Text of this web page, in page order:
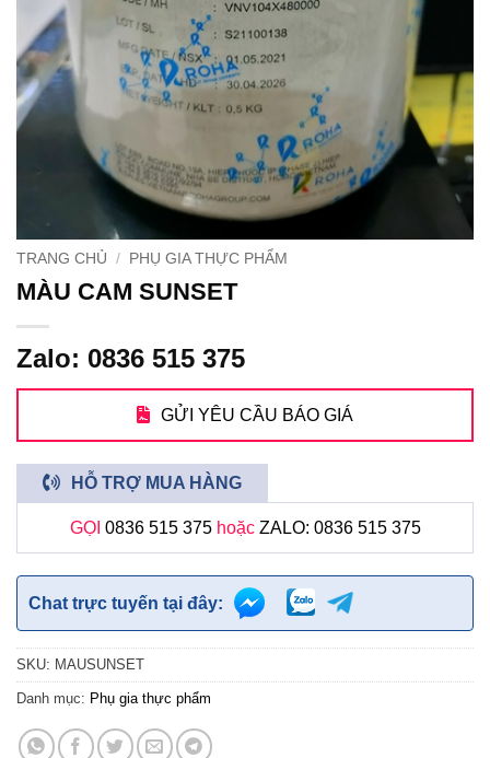
TRANG CHỦ / PHỤ GIA THỰC PHẨM
MÀU CAM SUNSET
Zalo: 0836 515 375
GỬI YÊU CẦU BÁO GIÁ
HỖ TRỢ MUA HÀNG
GỌI 0836 515 375hoặc ZALO: 0836 515 375
Chat trực tuyến tại đây:
SKU: MAUSUNSET
Danh mục: Phụ gia thực phẩm